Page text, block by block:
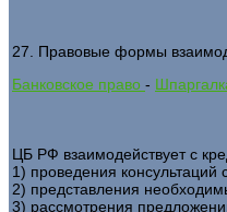
27. Правовые формы
Банковское право -
ЦБ РФ взаимодействует с
1) проведения
2) представления
3) рассмотрения